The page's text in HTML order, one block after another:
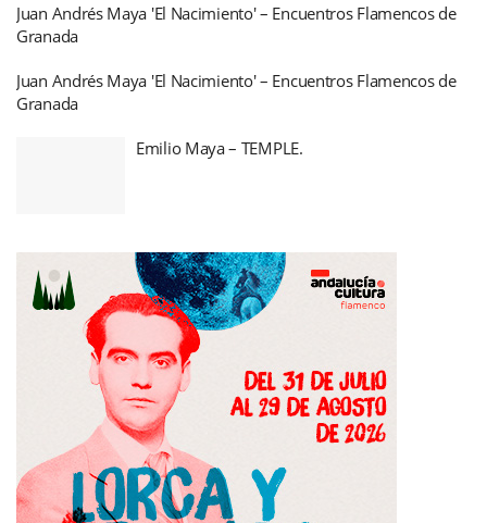
Juan Andrés Maya 'El Nacimiento' – Encuentros Flamencos de
Granada
Juan Andrés Maya 'El Nacimiento' – Encuentros Flamencos de
Granada
Emilio Maya – TEMPLE.